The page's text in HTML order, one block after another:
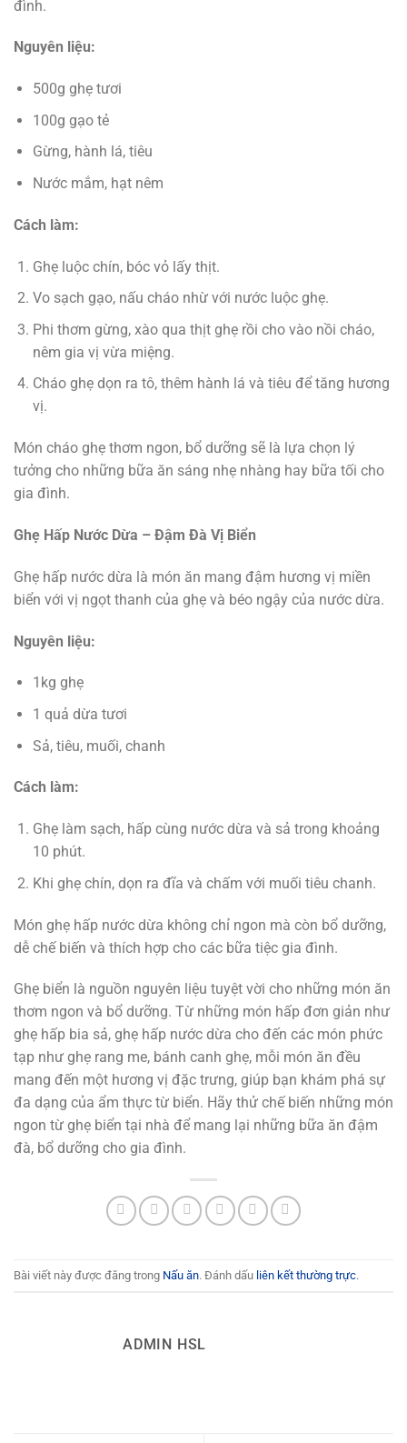
đình.
Nguyên liệu:
500g ghẹ tươi
100g gạo tẻ
Gừng, hành lá, tiêu
Nước mắm, hạt nêm
Cách làm:
Ghẹ luộc chín, bóc vỏ lấy thịt.
Vo sạch gạo, nấu cháo nhừ với nước luộc ghẹ.
Phi thơm gừng, xào qua thịt ghẹ rồi cho vào nồi cháo,
nêm gia vị vừa miệng.
Cháo ghẹ dọn ra tô, thêm hành lá và tiêu để tăng hương
vị.
Món cháo ghẹ thơm ngon, bổ dưỡng sẽ là lựa chọn lý
tưởng cho những bữa ăn sáng nhẹ nhàng hay bữa tối cho
gia đình.
Ghẹ Hấp Nước Dừa – Đậm Đà Vị Biển
Ghẹ hấp nước dừa là món ăn mang đậm hương vị miền
biển với vị ngọt thanh của ghẹ và béo ngậy của nước dừa.
Nguyên liệu:
1kg ghẹ
1 quả dừa tươi
Sả, tiêu, muối, chanh
Cách làm:
Ghẹ làm sạch, hấp cùng nước dừa và sả trong khoảng
10 phút.
Khi ghẹ chín, dọn ra đĩa và chấm với muối tiêu chanh.
Món ghẹ hấp nước dừa không chỉ ngon mà còn bổ dưỡng,
dễ chế biến và thích hợp cho các bữa tiệc gia đình.
Ghẹ biển là nguồn nguyên liệu tuyệt vời cho những món ăn
thơm ngon và bổ dưỡng. Từ những món hấp đơn giản như
ghẹ hấp bia sả, ghẹ hấp nước dừa cho đến các món phức
tạp như ghẹ rang me, bánh canh ghẹ, mỗi món ăn đều
mang đến một hương vị đặc trưng, giúp bạn khám phá sự
đa dạng của ẩm thực từ biển. Hãy thử chế biến những món
ngon từ ghẹ biển tại nhà để mang lại những bữa ăn đậm
đà, bổ dưỡng cho gia đình.
Bài viết này được đăng trong Nấu ăn. Đánh dấu liên kết thường trực.
ADMIN HSL